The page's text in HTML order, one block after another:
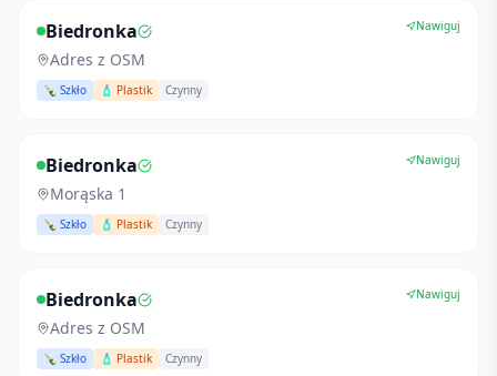
Biedronka
Adres z OSM
🍾 Szkło 🧴 Plastik Czynny
Nawiguj
Biedronka
Morąska 1
🍾 Szkło 🧴 Plastik Czynny
Nawiguj
Biedronka
Adres z OSM
🍾 Szkło 🧴 Plastik Czynny
Nawiguj